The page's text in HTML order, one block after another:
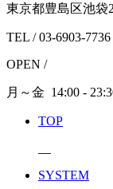
東京都豊島区池
TEL /03-6903-7736
OPEN /
月～金 14:00 -
TOP
SYSTEM